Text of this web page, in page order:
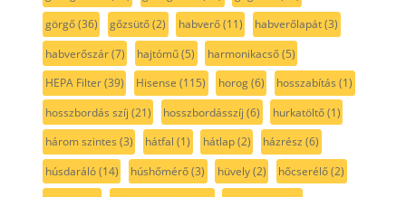
görgő(36) gőzsütő(2) habverő(11) habverőlapát(3)
habverőszár(7) hajtómű(5) harmonikacső(5)
HEPA Filter(39) Hisense (115) horog(6) hosszabítás (1)
hosszbordás szíj (21) hosszbordásszíj (6) hurkatöltő(1)
három szintes (3) hátfal (1) hátlap(2) házrész (6)
húsdaráló(14) húshőmérő(3) hüvely(2) hőcserélő(2)